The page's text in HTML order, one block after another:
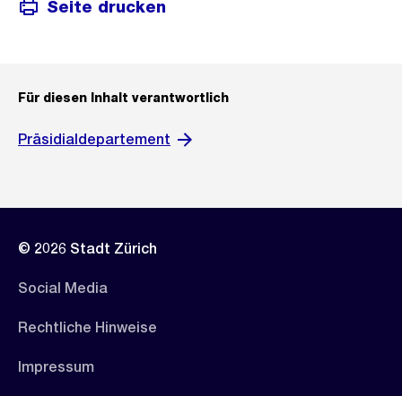
Seite drucken
Für diesen Inhalt verantwortlich
Präsidialdepartement
© 2026 Stadt Zürich
Social Media
Rechtliche Hinweise
Impressum